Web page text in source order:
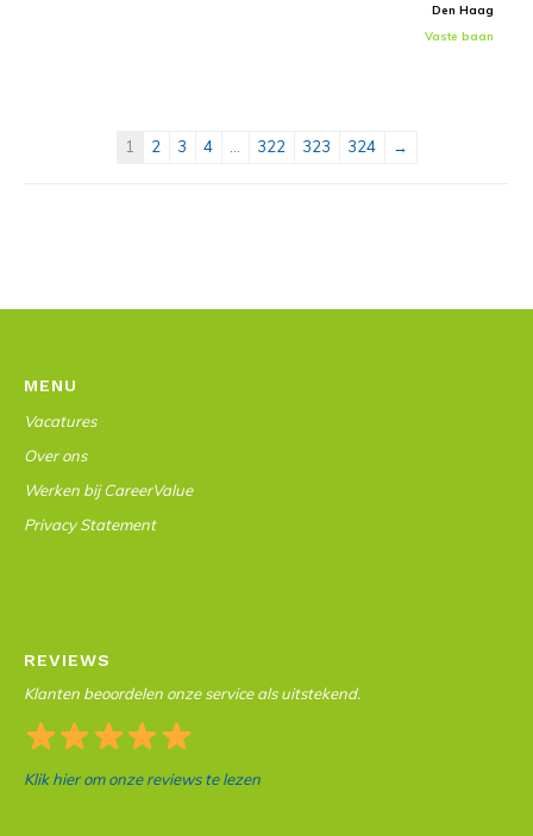
Den Haag
Vaste baan
1 2 3 4 322 323 324 →
MENU
Vacatures
Over ons
Werken bij CareerValue
Privacy Statement
REVIEWS
Klanten beoordelen onze service als uitstekend.
Klik hier om onze reviews te lezen